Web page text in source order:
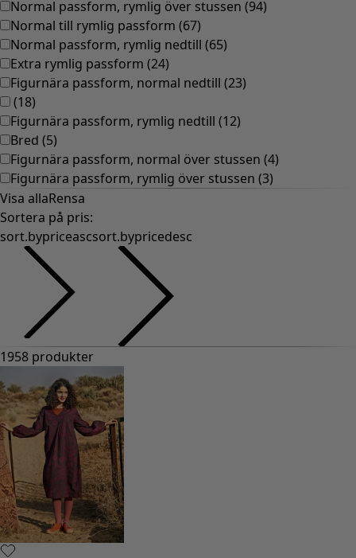
Normal passform, rymlig över stussen (94)
Normal till rymlig passform (67)
Normal passform, rymlig nedtill (65)
Extra rymlig passform (24)
Figurnära passform, normal nedtill (23)
(18)
Figurnära passform, rymlig nedtill (12)
Bred (5)
Figurnära passform, normal över stussen (4)
Figurnära passform, rymlig över stussen (3)
Visa allaRensa
Sortera på pris:
sort.bypriceascsort.bypricedesc
1958 produkter